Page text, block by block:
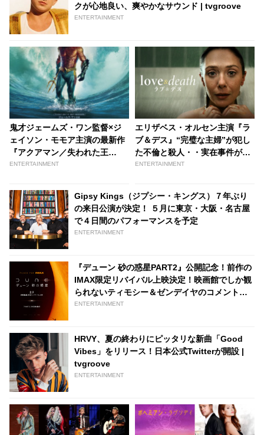
クが心地良い、爽やかなサウンド | tvgroove
ENTERTAINMENT
鬼才ジェームズ・ワン監督×ジ
ェイソン・モモア主演の最新作
『アクアマン／失われた王
国』、日本公開日が2024年1月
ィザーポスターも解禁
ENTERTAINMENT
エリザベス・オルセン主演『ラ
ブ＆デス』“完璧な主婦”が犯し
た不倫と殺人・・実在事件がベ
ースのHBO Maxオリジナルドラ
配信！ 米本国同時の4/27（木）
より - tvgroove
ENTERTAINMENT
Gipsy Kings（ジプシー・キングス）７年ぶり
の来日公演が決定！ ５月に東京・大阪・名古屋
で４日間のパフォーマンスを予定
ENTERTAINMENT
『デューン 砂の惑星PART2』公開記念！前作の
IMAX限定リバイバル上映決定！映画館でしか観
られないティモシー＆ゼンデイヤのコメント
や、PART2の特別映像上映も
ENTERTAINMENT
HRVY、夏の終わりにピッタリな新曲「Good
Vibes」をリリース！日本公式Twitterが開設 |
tvgroove
ENTERTAINMENT